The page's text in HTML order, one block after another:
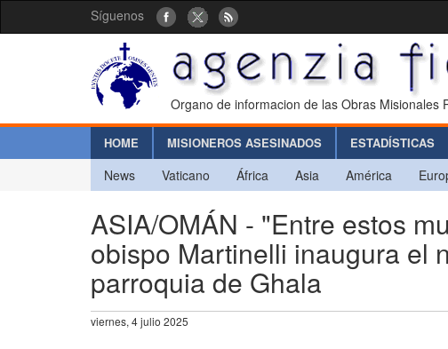
Síguenos
Organo de informacion de las Obras Misionales
HOME MISIONEROS ASESINADOS ESTADÍSTICAS
News Vaticano África Asia América
ASIA/OMÁN - "Entre estos
obispo Martinelli inaugura el
parroquia de Ghala
viernes, 4 julio 2025